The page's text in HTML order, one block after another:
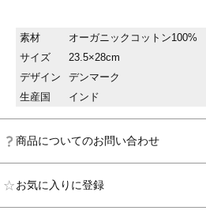
素材
オーガニックコットン100%
サイズ
23.5×28cm
デザイン
デンマーク
生産国
インド
商品についてのお問い合わせ
お気に入りに登録